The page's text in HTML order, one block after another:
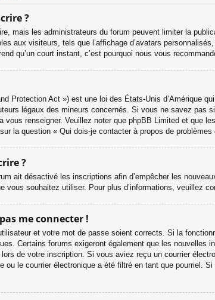
?
mais les administrateurs du forum peuvent limiter la
aux visiteurs, tels que l’affichage d’avatars
qu’un court instant, c’est pourquoi nous vous
Protection Act ») est une loi des États-Unis d’Amérique
légaux des mineurs concernés. Si vous ne savez
vous renseigner. Veuillez noter que phpBB Limited et que
la question « Qui dois-je contacter à propos de problèmes
?
ait désactivé les inscriptions afin d’empêcher les
vous souhaitez utiliser. Pour plus d’informations, veuillez
me connecter !
et votre mot de passe soient corrects. Si la
Certains forums exigeront également que les
de votre inscription. Si vous aviez reçu un courrier
ou le courrier électronique a été filtré en tant que pourriel.